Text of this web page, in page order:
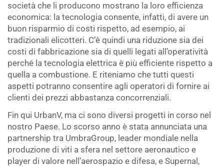
società che li producono mostrano la loro efficienza
economica: la tecnologia consente, infatti, di avere un
buon risparmio di costi rispetto, ad esempio, ai
tradizionali elicotteri. C’è quindi una riduzione sia dei
costi di fabbricazione sia di quelli legati all’operatività
perché la tecnologia elettrica è più efficiente rispetto a
quella a combustione. E riteniamo che tutti questi
aspetti potranno consentire agli operatori di fornire ai
clienti dei prezzi abbastanza concorrenziali.
Fin qui UrbanV, ma ci sono diversi progetti in corso nel
nostro Paese. Lo scorso anno è stata annunciata una
partnership tra UmbraGroup, leader mondiale nella
produzione di viti a sfera nel settore aeronautico e
player di valore nell’aerospazio e difesa, e Supernal,